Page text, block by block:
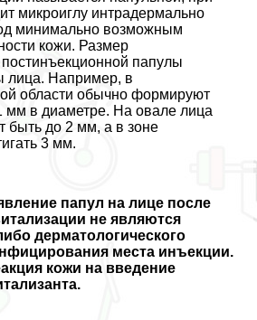
микроиглу интрадермально
минимально возможным
кожи. Размер
папулы
лица. Например, в
области обычно формируют
мм в диаметре. На овале лица
быть до 2 мм, а в зоне
3 мм.
папул на лице после
не являются
дерматологического
места инъекции.
кожи на введение